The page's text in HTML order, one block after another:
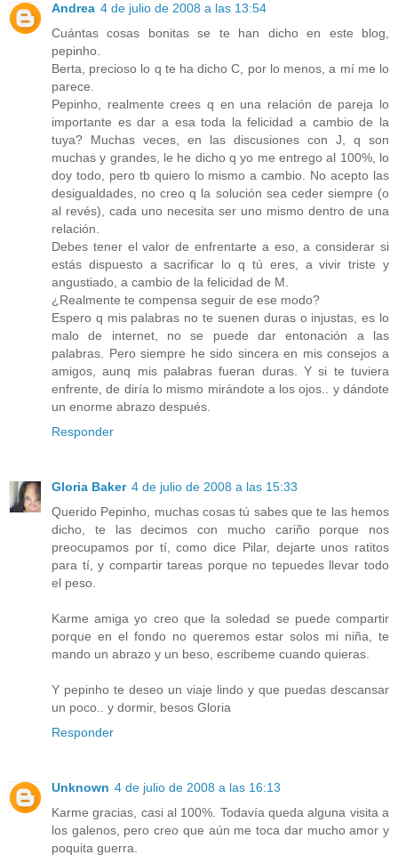
Andrea 4 de julio de 2008 a las 13:54
Cuántas cosas bonitas se te han dicho en este blog,
pepinho.
Berta, precioso lo q te ha dicho C, por lo menos, a mí me lo
parece.
Pepinho, realmente crees q en una relación de pareja lo
importante es dar a esa toda la felicidad a cambio de la
tuya? Muchas veces, en las discusiones con J, q son
muchas y grandes, le he dicho q yo me entrego al 100%, lo
doy todo, pero tb quiero lo mismo a cambio. No acepto las
desigualdades, no creo q la solución sea ceder siempre (o
al revés), cada uno necesita ser uno mismo dentro de una
relación.
Debes tener el valor de enfrentarte a eso, a considerar si
estás dispuesto a sacrificar lo q tú eres, a vivir triste y
angustiado, a cambio de la felicidad de M.
¿Realmente te compensa seguir de ese modo?
Espero q mis palabras no te suenen duras o injustas, es lo
malo de internet, no se puede dar entonación a las
palabras. Pero siempre he sido sincera en mis consejos a
amigos, aunq mis palabras fueran duras. Y si te tuviera
enfrente, de diría lo mismo mirándote a los ojos.. y dándote
un enorme abrazo después.
Responder
Gloria Baker 4 de julio de 2008 a las 15:33
Querido Pepinho, muchas cosas tú sabes que te las hemos
dicho, te las decimos con mucho cariño porque nos
preocupamos por tí, como dice Pilar, dejarte unos ratitos
para tí, y compartir tareas porque no tepuedes llevar todo
el peso.
Karme amiga yo creo que la soledad se puede compartir
porque en el fondo no queremos estar solos mi niña, te
mando un abrazo y un beso, escribeme cuando quieras.
Y pepinho te deseo un viaje lindo y que puedas descansar
un poco.. y dormir, besos Gloria
Responder
Unknown 4 de julio de 2008 a las 16:13
Karme gracias, casi al 100%. Todavía queda alguna visita a
los galenos, pero creo que aún me toca dar mucho amor y
poquita guerra.